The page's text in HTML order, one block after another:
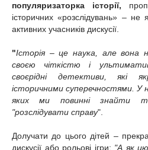
популяризаторка історії,
історичних «розслідувань» – не
активних учасників дискусії.
"Історія – це наука, але
своєю чіткістю і
своєрідні детективи, які
історичними суперечностями. У
яких ми повинні знайти
"розслідувати справу".
Долучати до цього дітей –
дискусії або рольові ігри: "А як цю